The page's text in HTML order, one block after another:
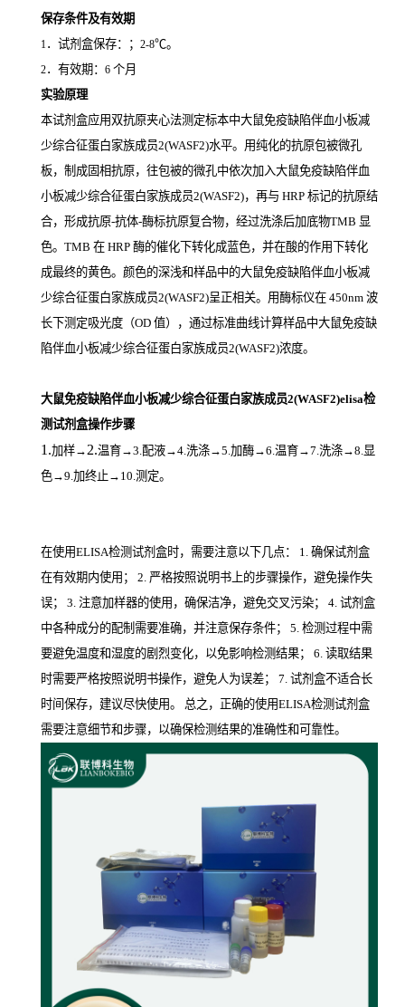
保存条件及有效期
1．试剂盒保存：； 2-8℃。
2．有效期： 6 个月
实验原理
本试剂盒应用双抗原夹心法测定标本中大鼠免疫缺陷伴血小板减
少综合征蛋白家族成员2(WASF2)水平。用纯化的抗原包被微孔
板，制成固相抗原，往包被的微孔中依次加入大鼠免疫缺陷伴血
小板减少综合征蛋白家族成员2(WASF2)，再与 HRP 标记的抗原结
合，形成抗原-抗体-酶标抗原复合物，经过洗涤后加底物TMB 显
色。 TMB 在 HRP 酶的催化下转化成蓝色，并在酸的作用下转化
成最终的黄色。颜色的深浅和样品中的大鼠免疫缺陷伴血小板减
少综合征蛋白家族成员2(WASF2)呈正相关。用酶标仪在 450nm 波
长下测定吸光度（OD 值），通过标准曲线计算样品中大鼠免疫缺
陷伴血小板减少综合征蛋白家族成员2(WASF2)浓度。
大鼠免疫缺陷伴血小板减少综合征蛋白家族成员2(WASF2)elisa检
测试剂盒操作步骤
1.加样→ 2.温育→3.配液→4.洗涤→5.加酶→6.温育→7.洗涤→8.显
色→9.加终止→10.测定。
在使用ELISA检测试剂盒时，需要注意以下几点： 1. 确保试剂盒
在有效期内使用； 2. 严格按照说明书上的步骤操作，避免操作失
误； 3. 注意加样器的使用，确保洁净，避免交叉污染； 4. 试剂盒
中各种成分的配制需要准确，并注意保存条件； 5. 检测过程中需
要避免温度和湿度的剧烈变化，以免影响检测结果； 6. 读取结果
时需要严格按照说明书操作，避免人为误差； 7. 试剂盒不适合长
时间保存，建议尽快使用。 总之，正确的使用ELISA检测试剂盒
需要注意细节和步骤，以确保检测结果的准确性和可靠性。